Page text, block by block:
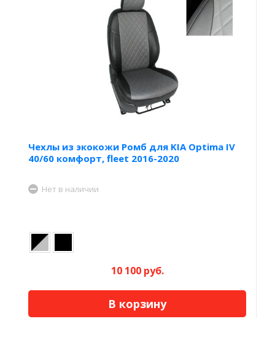
Чехлы из экокожи Ромб для KIA Optima IV
40/60 комфорт, fleet 2016-2020
Нет в наличии
10 100 руб.
В корзину